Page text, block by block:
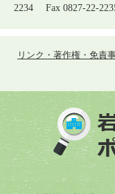
2234 Fax 0827-22-
リンク・著作権・免責